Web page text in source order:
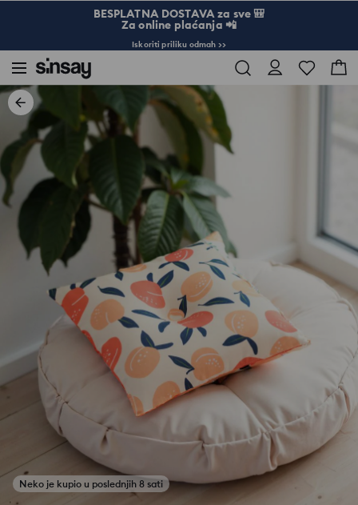
BESPLATNA DOSTAVA za sve 🎒
Za online plaćanja 📲
Iskoriti priliku odmah >>